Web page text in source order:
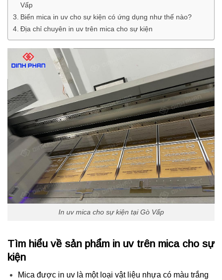
Vấp
Biển mica in uv cho sự kiện có ứng dụng như thế nào?
Địa chỉ chuyên in uv trên mica cho sự kiện
In uv mica cho sự kiện tại Gò Vấp
Tìm hiểu về sản phẩm in uv trên mica cho sự
kiện
Mica được in uv là một loại vật liệu nhựa có màu trắng